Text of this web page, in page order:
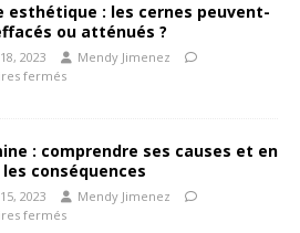
esthétique : les cernes peuvent-
ou atténués ?
2023
Mendy Jimenez
fermés
: comprendre ses causes et en
conséquences
2023
Mendy Jimenez
fermés